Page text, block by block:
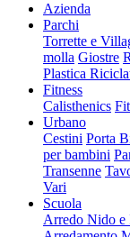
Azienda
Parchi
Torrette e
molla Giostre
Plastica
Fitness
Calisthenics
Urbano
Cestini Porta
per bambini
Transenne
Vari
Scuola
Arredo Nido e